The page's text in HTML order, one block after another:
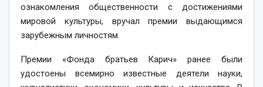
ознакомления общественности с достижениями
мировой культуры, вручал премии выдающимся
зарубежным личностям.
Премии «Фонда братьев Карич» ранее были
удостоены всемирно известные деятели науки,